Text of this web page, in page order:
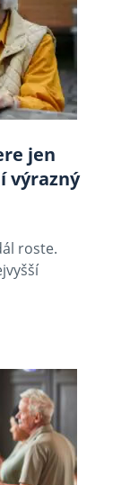
jen
výrazný
roste.